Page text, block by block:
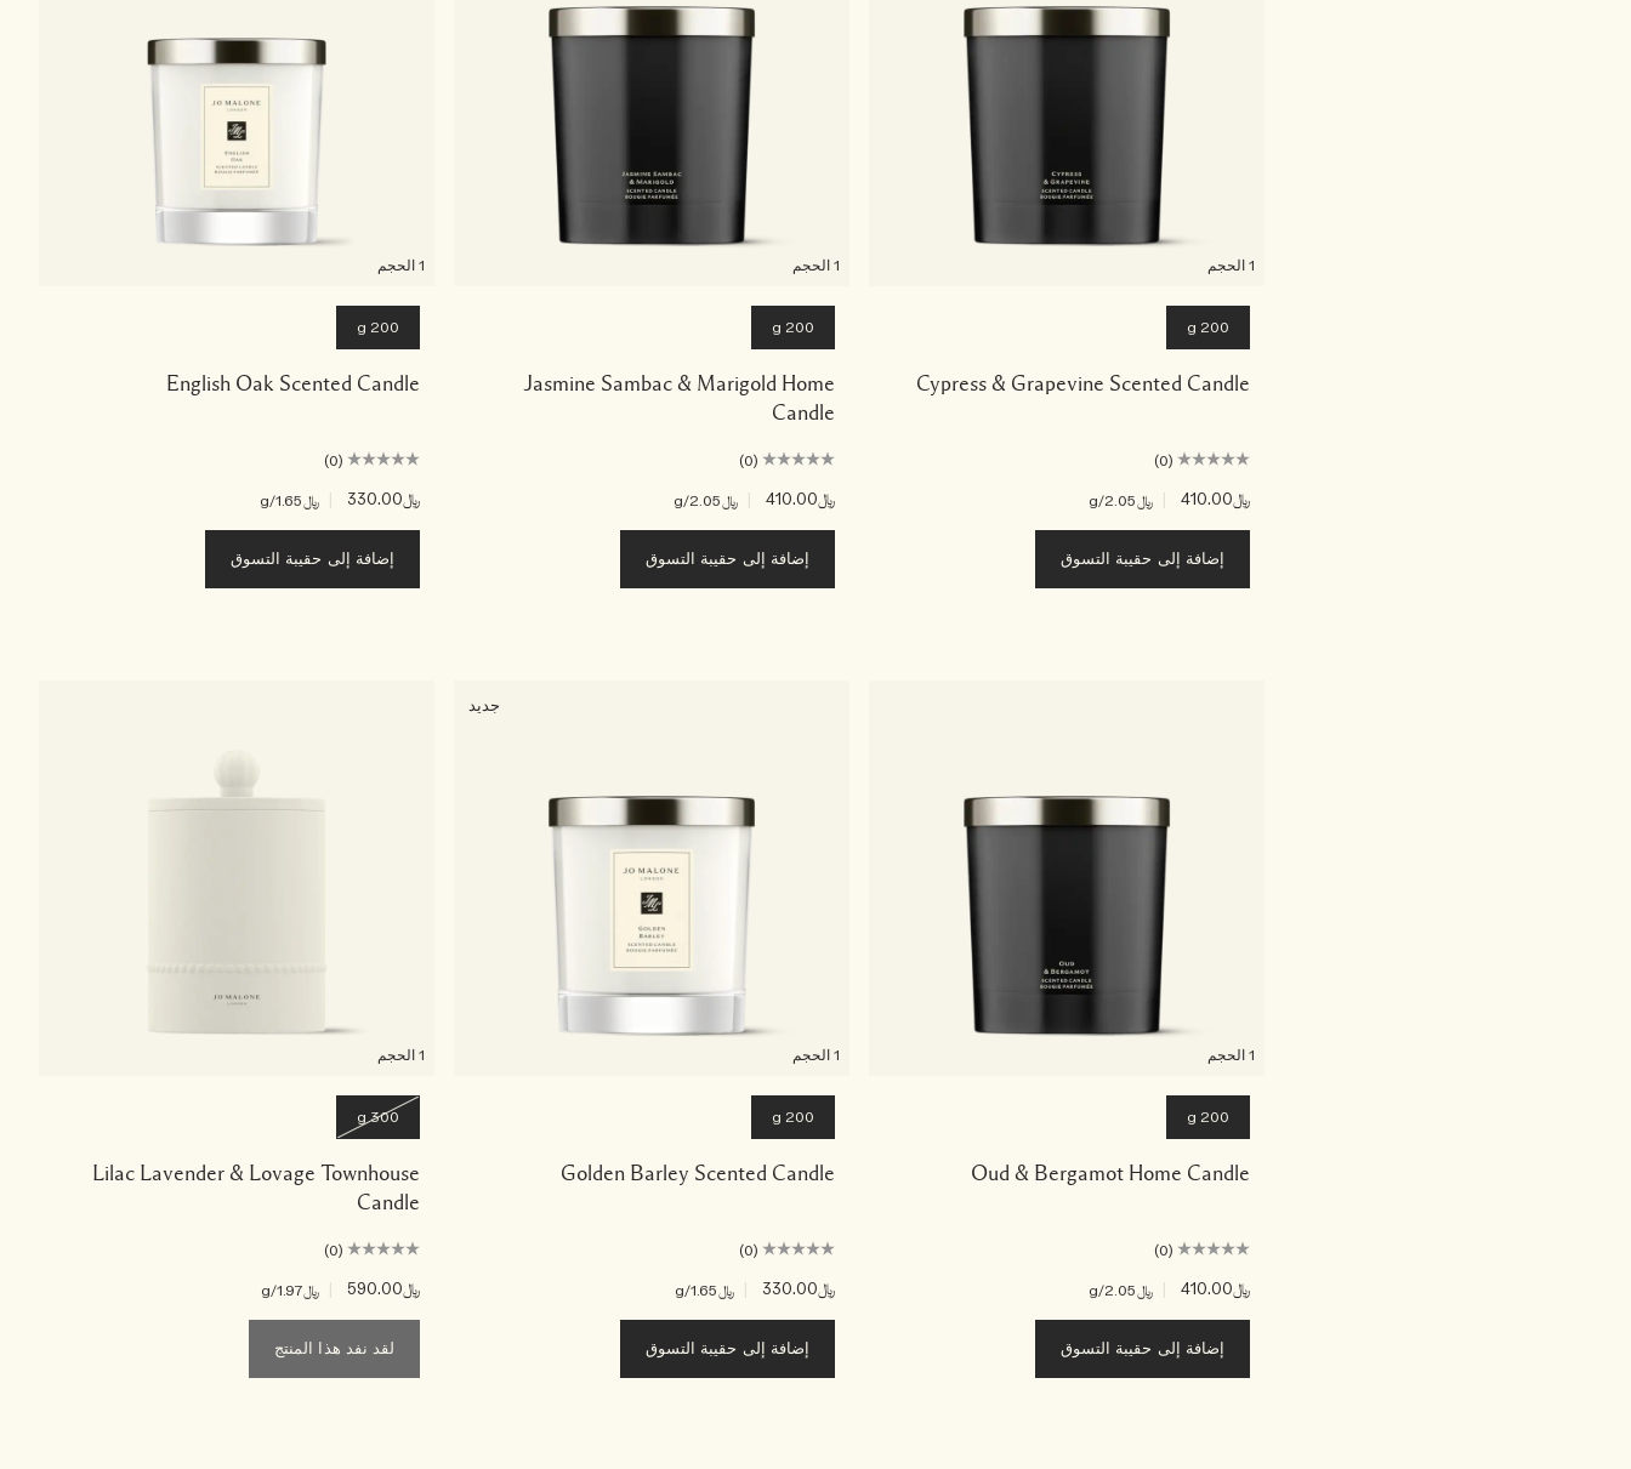
1 الحجم
200 g
Cypress & Grapevine Scented Candle
(0)
﷼410.00 ﷼2.05 /g
إضافة إلى حقيبة التسوق
1 الحجم
200 g
Jasmine Sambac & Marigold Home
Candle
(0)
﷼410.00 ﷼2.05 /g
إضافة إلى حقيبة التسوق
1 الحجم
200 g
English Oak Scented Candle
(0)
﷼330.00 ﷼1.65 /g
إضافة إلى حقيبة التسوق
1 الحجم
200 g
Oud & Bergamot Home Candle
(0)
﷼410.00 ﷼2.05 /g
إضافة إلى حقيبة التسوق
جديد
1 الحجم
200 g
Golden Barley Scented Candle
(0)
﷼330.00 ﷼1.65 /g
إضافة إلى حقيبة التسوق
1 الحجم
300 g
Lilac Lavender & Lovage Townhouse
Candle
(0)
﷼590.00 ﷼1.97 /g
لقد نفد هذا المنتج